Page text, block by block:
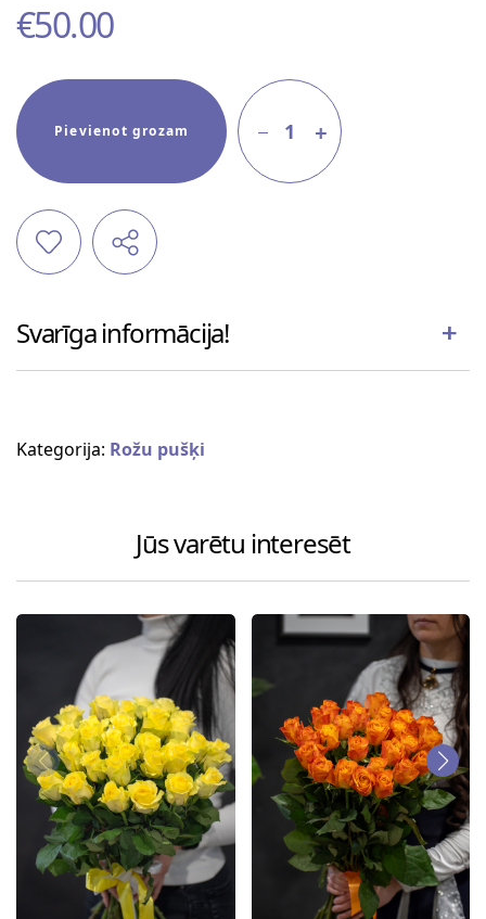
€50.00
Pievienot grozam 1
Svarīga informācija!
Kategorija: Rožu pušķi
Jūs varētu interesēt